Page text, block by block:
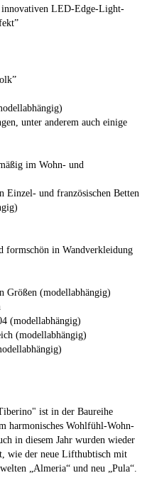
innovativen LED-Edge-Light-
unter anderem auch einige
im Wohn- und
Einzel- und französischen Betten
formschön in Wandverkleidung
Größen (modellabhängig)
(modellabhängig)
(modellabhängig)
ist in der Baureihe
harmonisches Wohlfühl-Wohn-
in diesem Jahr wurden wieder
wie der neue Lifthubtisch mit
„Almeria“ und neu „Pula“.